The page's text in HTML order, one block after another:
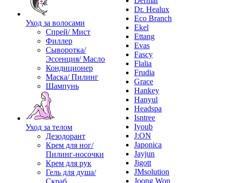
Уход за волосами
Спрей/ Мист
Филлер
Сыворотка/
Эссенция/ Масло
Кондиционер
Маска/ Пилинг
Шампунь
Уход за телом
Дезодорант
Крем для ног/
Пилинг-носочки
Крем для рук
Гель для душа/
Скраб
Dr. Healux
Eco Branch
Ekel
Ettang
Evas
Fascy
Flalia
Frudia
Grace
Hankey
Hanyul
Headspa
Isntree
Iyoub
J:ON
Japonica
Jayjun
Jigott
JMsolution
Joong Won